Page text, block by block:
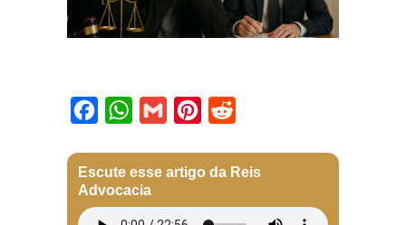
Escute esse artigo da Reis
Advocacia